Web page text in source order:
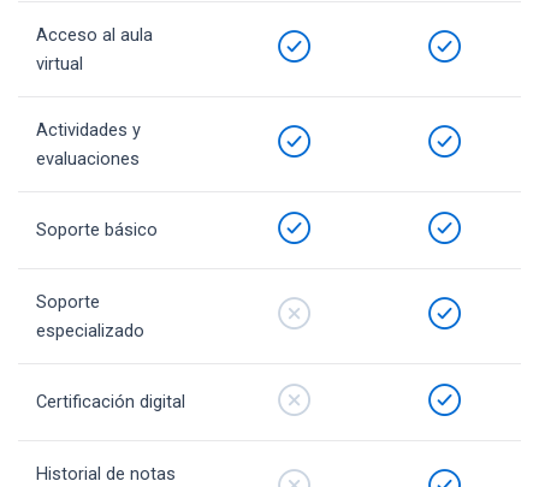
Acceso al aula
virtual
Actividades y
evaluaciones
Soporte básico
Soporte
especializado
Certificación digital
Historial de notas